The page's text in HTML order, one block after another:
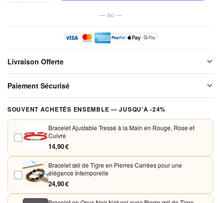
— ou —
Livraison Offerte
soigneusement emballé avant expédition. Aucun frais de port, jamais.
Paiement Sécurisé
acceptons Visa, Mastercard, PayPal et Apple Pay. Aucune donnée
bancaire n'est conservée sur nos serveurs.
SOUVENT ACHETÉS ENSEMBLE — JUSQU'À -24%
Bracelet Ajustable Tressé à la Main en Rouge, Rose et
Cuivre
14,90 €
Bracelet œil de Tigre en Pierres Carrées pour une
élégance Intemporelle
24,90 €